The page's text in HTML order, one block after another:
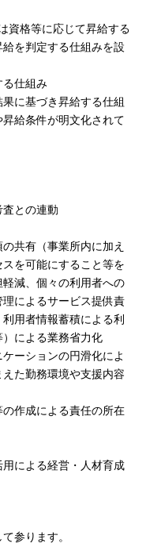
資格等に応じて昇給する
を判定する仕組みを設
る仕組み
に基づき昇給する仕組
給条件が明文化されて
との連動
共有（事業所内に加え
を可能にすること等を
減、個々の利用者への
によるサービス提供責
用者情報蓄積による利
による業務省力化
ーションの円滑化によ
た勤務環境や支援内容
の作成による責任の所在
用による経営・人材育成
参ります。